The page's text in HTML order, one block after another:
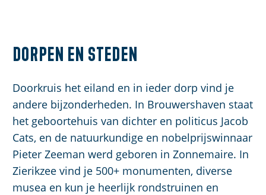
Dorpen en steden
Doorkruis het eiland en in ieder dorp vind je
andere bijzonderheden. In Brouwershaven staat
het geboortehuis van dichter en politicus Jacob
Cats, en de natuurkundige en nobelprijswinnaar
Pieter Zeeman werd geboren in Zonnemaire. In
Zierikzee vind je 500+ monumenten, diverse
musea en kun je heerlijk rondstruinen en